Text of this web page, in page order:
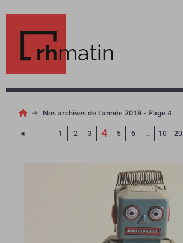
rhmatin
Nos archives de l'année 2019 - Page 4
◄ Page précédente
1 2 3 4(Page courante)
5 6 … 10 20